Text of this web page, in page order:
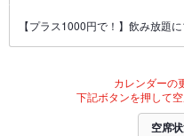
【プラス1000円で！】飲み放題
カレンダーの
下記ボタンを押して
空席